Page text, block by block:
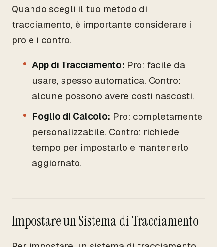
Quando scegli il tuo metodo di
tracciamento, è importante considerare i
pro e i contro.
App di Tracciamento: Pro: facile da
usare, spesso automatica. Contro:
alcune possono avere costi nascosti.
Foglio di Calcolo: Pro: completamente
personalizzabile. Contro: richiede
tempo per impostarlo e mantenerlo
aggiornato.
Impostare un Sistema di Tracciamento